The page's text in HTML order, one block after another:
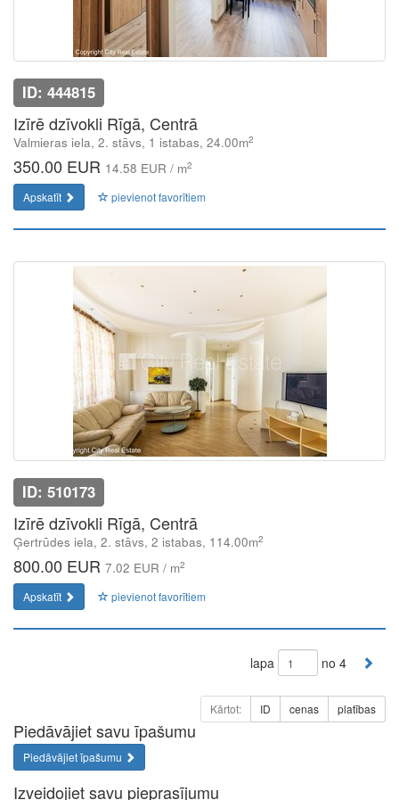
ID: 444815
Izīrē dzīvokli Rīgā, Centrā
Valmieras iela, 2. stāvs, 1 istabas, 24.00m2
350.00 EUR 14.58 EUR / m2
Apskatīt pievienot favorītiem
ID: 510173
Izīrē dzīvokli Rīgā, Centrā
Ģertrūdes iela, 2. stāvs, 2 istabas, 114.00m2
800.00 EUR 7.02 EUR / m2
Apskatīt pievienot favorītiem
lapa no 4
Kārtot: ID cenas platības
Piedāvājiet savu īpašumu
Piedāvājiet īpašumu
Izveidojiet savu pieprasījumu